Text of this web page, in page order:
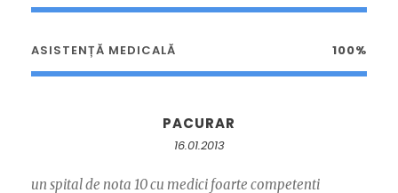
ASISTENȚĂ MEDICALĂ 100%
PACURAR
16.01.2013
un spital de nota 10 cu medici foarte competenti